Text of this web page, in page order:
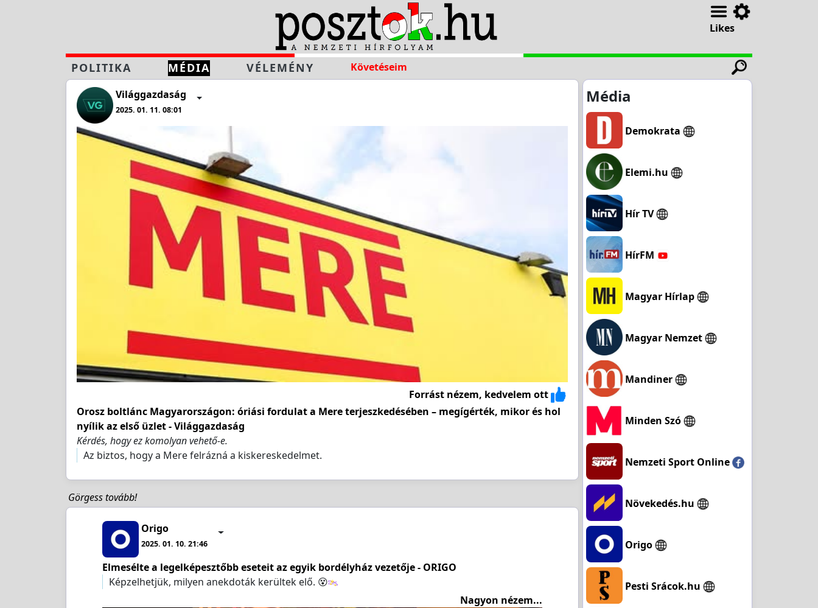
Likes
POLITIKA MÉDIA VÉLEMÉNY Követéseim
Világgazdaság
2025. 01. 11. 08:01
Forrást nézem, kedvelem ott
Orosz boltlánc Magyarországon: óriási fordulat a Mere terjeszkedésében – megígérték, mikor és hol
nyílik az első üzlet - Világgazdaság
Kérdés, hogy ez komolyan vehető-e.
Az biztos, hogy a Mere felrázná a kiskereskedelmet.
Görgess tovább!
Origo
2025. 01. 10. 21:46
Elmesélte a legelképesztőbb eseteit az egyik bordélyház vezetője - ORIGO
Képzelhetjük, milyen anekdoták kerültek elő. 😵‍
Nagyon nézem...
Média
Demokrata
Elemi.hu
Hír TV
HírFM
Magyar Hírlap
Magyar Nemzet
Mandiner
Minden Szó
Nemzeti Sport Online
Növekedés.hu
Origo
Pesti Srácok.hu